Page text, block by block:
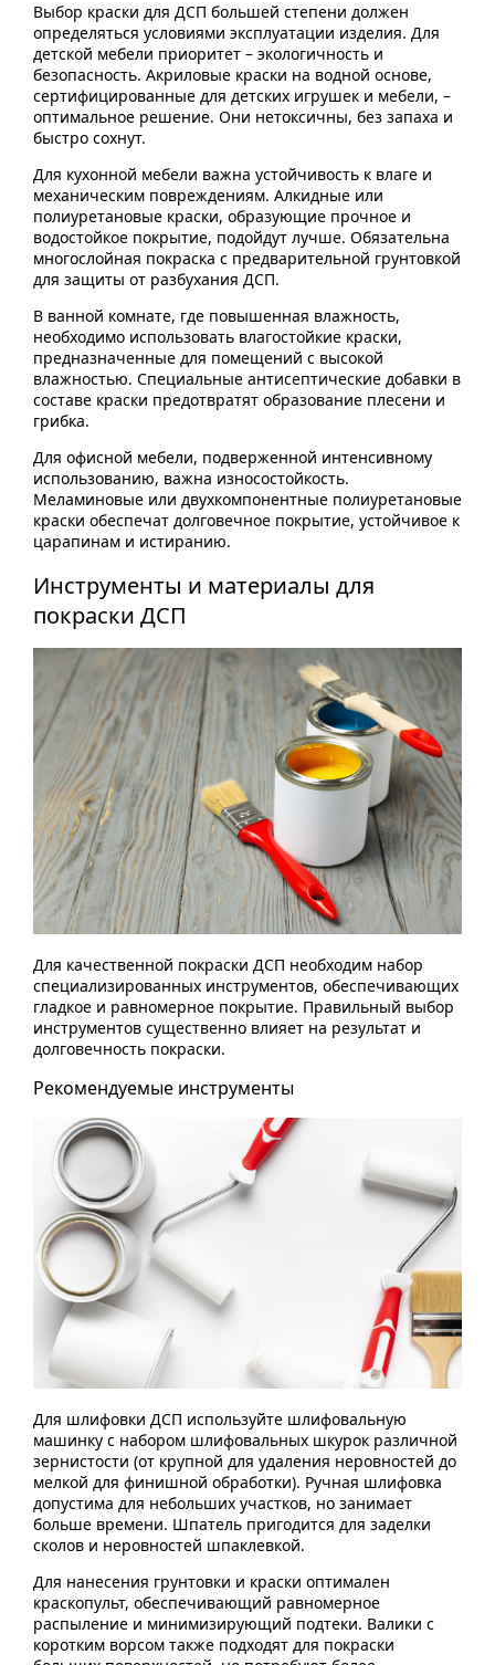
Выбор краски для ДСП большей степени должен
определяться условиями эксплуатации изделия. Для
детской мебели приоритет – экологичность и
безопасность. Акриловые краски на водной основе,
сертифицированные для детских игрушек и мебели, –
оптимальное решение. Они нетоксичны, без запаха и
быстро сохнут.
Для кухонной мебели важна устойчивость к влаге и
механическим повреждениям. Алкидные или
полиуретановые краски, образующие прочное и
водостойкое покрытие, подойдут лучше. Обязательна
многослойная покраска с предварительной грунтовкой
для защиты от разбухания ДСП.
В ванной комнате, где повышенная влажность,
необходимо использовать влагостойкие краски,
предназначенные для помещений с высокой
влажностью. Специальные антисептические добавки в
составе краски предотвратят образование плесени и
грибка.
Для офисной мебели, подверженной интенсивному
использованию, важна износостойкость.
Меламиновые или двухкомпонентные полиуретановые
краски обеспечат долговечное покрытие, устойчивое к
царапинам и истиранию.
Инструменты и материалы для
покраски ДСП
Для качественной покраски ДСП необходим набор
специализированных инструментов, обеспечивающих
гладкое и равномерное покрытие. Правильный выбор
инструментов существенно влияет на результат и
долговечность покраски.
Рекомендуемые инструменты
Для шлифовки ДСП используйте шлифовальную
машинку с набором шлифовальных шкурок различной
зернистости (от крупной для удаления неровностей до
мелкой для финишной обработки). Ручная шлифовка
допустима для небольших участков, но занимает
больше времени. Шпатель пригодится для заделки
сколов и неровностей шпаклевкой.
Для нанесения грунтовки и краски оптимален
краскопульт, обеспечивающий равномерное
распыление и минимизирующий подтеки. Валики с
коротким ворсом также подходят для покраски